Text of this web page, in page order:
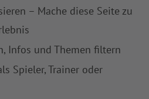
– Mache diese Seite zu
Infos und Themen filtern
Spieler, Trainer oder